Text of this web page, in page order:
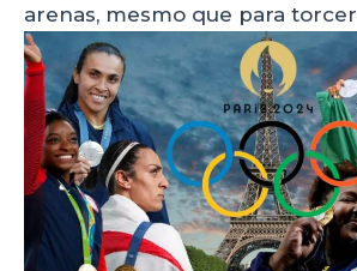
arenas, mesmo que para torcer